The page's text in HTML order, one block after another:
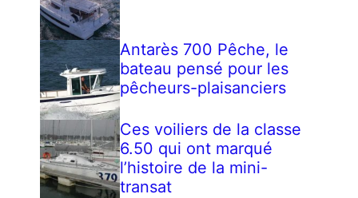
Antarès 700 Pêche, le
bateau pensé pour les
pêcheurs-plaisanciers
Ces voiliers de la classe
6.50 qui ont marqué
l’histoire de la mini-
transat